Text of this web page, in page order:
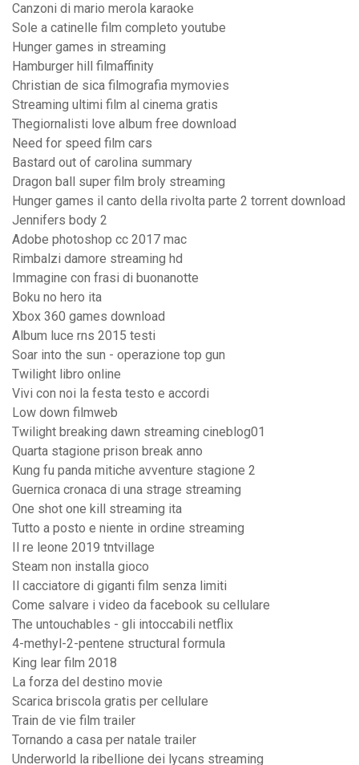
Canzoni di mario merola karaoke
Sole a catinelle film completo youtube
Hunger games in streaming
Hamburger hill filmaffinity
Christian de sica filmografia mymovies
Streaming ultimi film al cinema gratis
Thegiornalisti love album free download
Need for speed film cars
Bastard out of carolina summary
Dragon ball super film broly streaming
Hunger games il canto della rivolta parte 2 torrent download
Jennifers body 2
Adobe photoshop cc 2017 mac
Rimbalzi damore streaming hd
Immagine con frasi di buonanotte
Boku no hero ita
Xbox 360 games download
Album luce rns 2015 testi
Soar into the sun - operazione top gun
Twilight libro online
Vivi con noi la festa testo e accordi
Low down filmweb
Twilight breaking dawn streaming cineblog01
Quarta stagione prison break anno
Kung fu panda mitiche avventure stagione 2
Guernica cronaca di una strage streaming
One shot one kill streaming ita
Tutto a posto e niente in ordine streaming
Il re leone 2019 tntvillage
Steam non installa gioco
Il cacciatore di giganti film senza limiti
Come salvare i video da facebook su cellulare
The untouchables - gli intoccabili netflix
4-methyl-2-pentene structural formula
King lear film 2018
La forza del destino movie
Scarica briscola gratis per cellulare
Train de vie film trailer
Tornando a casa per natale trailer
Underworld la ribellione dei lycans streaming